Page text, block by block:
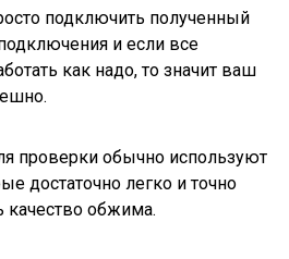
подключить полученный
и если все
как надо, то значит ваш
проверки обычно используют
достаточно легко и точно
качество обжима.